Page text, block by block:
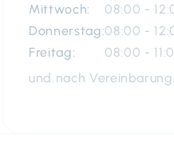
Mittwoch:
08:00 -
Donnerstag:08:00 -
Freitag:
08:00 -
und nach Vereinbarung.